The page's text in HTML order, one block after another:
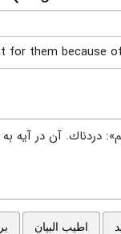
for them because
دردناك. آن در آيه
اطیب البیان